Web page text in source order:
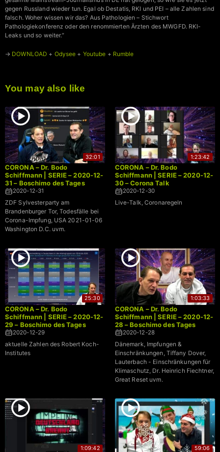
gegen Russland wieder tun. Egal ob Destatis, RKI und PEI – alle Zahlen sind
falsch. Woher wissen wir das? Aus Pathologien – Stichwort
Pathologiekonferenz oder den renommierten Ärzten des MWGFD. RKI-
Leaks und so weiter.“
→ DOWNLOAD + Odysee + Youtube + Rumble
You may also like
32:01
CORONA – Dr. Bodo
Schiffmann | SERIE – 2020-12-
31 – Boschimo des Tages
2020-12-31
ZDF Sylvesterparty am
Brandenburger Tor, Todesfälle bei
Corona-Impfung, USA 2021-01-06
Washington D.C. uvm.
1:23:42
CORONA – Dr. Bodo
Schiffmann | SERIE – 2020-12-
30 – Corona Talk
2020-12-30
Live-Talk, Coronaregeln
25:30
CORONA – Dr. Bodo
Schiffmann | SERIE – 2020-12-
29 – Boschimo des Tages
2020-12-29
aktuelle Zahlen des Robert Koch-
Institutes
1:03:33
CORONA – Dr. Bodo
Schiffmann | SERIE – 2020-12-
28 – Boschimo des Tages
2020-12-28
Dänemark, Impfungen &
Einschränkungen, Tiffany Dover,
Lauterbach - Einschränkungen für
Klimaschutz, Dr. Heinrich Fiechtner,
Great Reset uvm.
1:09:42 59:06